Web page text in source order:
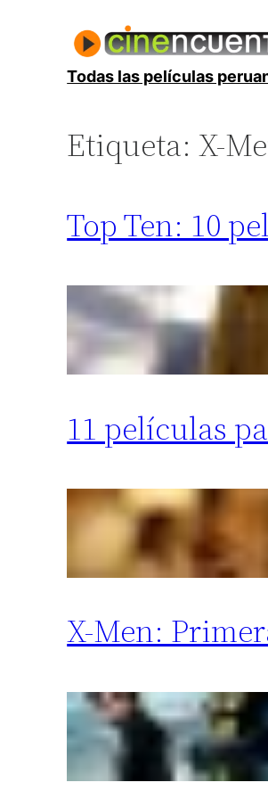
contenidoTodas las películas
Etiqueta:X-
Top Ten: 10
11 películas
X-Men: